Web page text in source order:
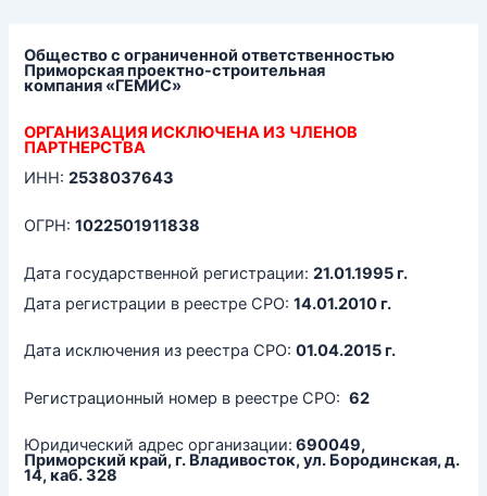
Общество с ограниченной ответственностью
Приморская проектно-строительная
компания «ГЕМИС»
ОРГАНИЗАЦИЯ ИСКЛЮЧЕНА ИЗ ЧЛЕНОВ
ПАРТНЕРСТВА
ИНН:2538037643
ОГРН:1022501911838
Дата государственной регистрации:21.01.1995 г.
Дата регистрации в реестре СРО:14.01.2010 г.
Дата исключения из реестра СРО:01.04.2015 г.
Регистрационный номер в реестре СРО:62
Юридический адрес организации: 690049,
Приморский край, г. Владивосток, ул. Бородинская, д.
14, каб. 328